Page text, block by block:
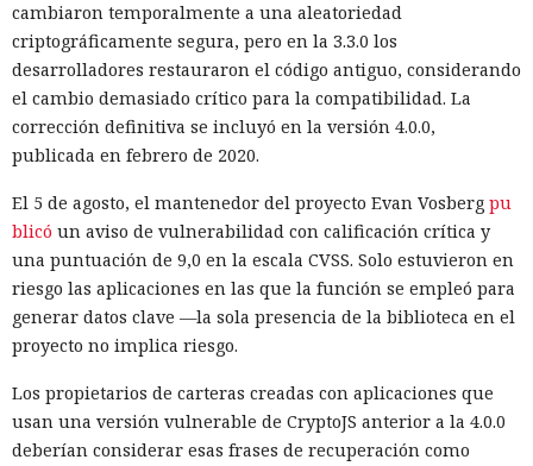
cambiaron temporalmente a una aleatoriedad
criptográficamente segura, pero en la 3.3.0 los
desarrolladores restauraron el código antiguo, considerando
el cambio demasiado crítico para la compatibilidad. La
corrección definitiva se incluyó en la versión 4.0.0,
publicada en febrero de 2020.
El 5 de agosto, el mantenedor del proyecto Evan Vosberg pu
blicó un aviso de vulnerabilidad con calificación crítica y
una puntuación de 9,0 en la escala CVSS. Solo estuvieron en
riesgo las aplicaciones en las que la función se empleó para
generar datos clave —la sola presencia de la biblioteca en el
proyecto no implica riesgo.
Los propietarios de carteras creadas con aplicaciones que
usan una versión vulnerable de CryptoJS anterior a la 4.0.0
deberían considerar esas frases de recuperación como